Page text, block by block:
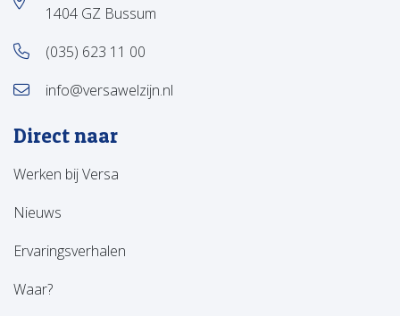
1404 GZ Bussum
(035) 623 11 00
info@versawelzijn.nl
Direct naar
Werken bij Versa
Nieuws
Ervaringsverhalen
Waar?